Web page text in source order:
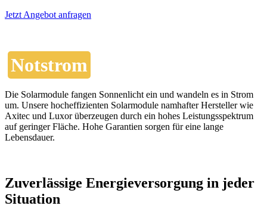
Jetzt Angebot anfragen
Notstrom
Die Solarmodule fangen Sonnenlicht ein und wandeln es in Strom
um. Unsere hocheffizienten Solarmodule namhafter Hersteller wie
Axitec und Luxor überzeugen durch ein hohes Leistungsspektrum
auf geringer Fläche. Hohe Garantien sorgen für eine lange
Lebensdauer.
Zuverlässige Energieversorgung in jeder
Situation